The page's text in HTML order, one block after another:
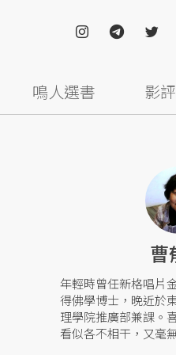
鳴人選書 影評
曹
年輕時曾任新格唱片
得佛學博士，晚近於
理學院推廣部兼課。
看似各不相干，又毫